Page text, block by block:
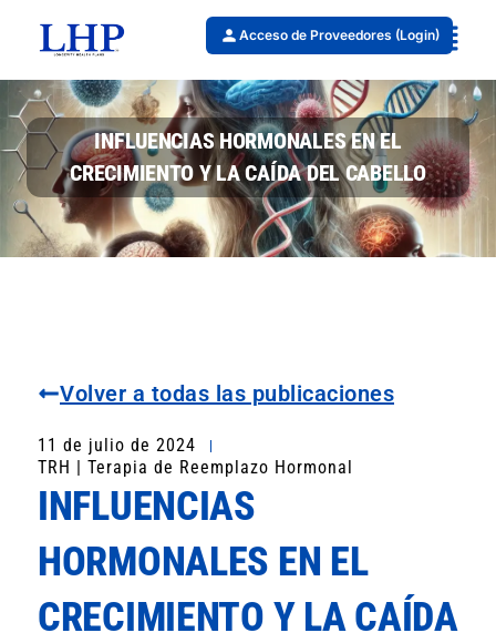
Acceso de Proveedores (Login)
INFLUENCIAS HORMONALES EN EL
CRECIMIENTO Y LA CAÍDA DEL CABELLO
Volver a todas las publicaciones
11 de julio de 2024
TRH | Terapia de Reemplazo Hormonal
INFLUENCIAS
HORMONALES EN EL
CRECIMIENTO Y LA CAÍDA